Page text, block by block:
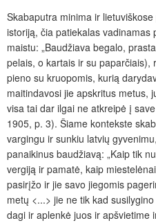
Skabaputra minima ir
istoriją, čia patiekalas vadinamas
maistu: „Baudžiava begalo,
pelais, o kartais ir su
pieno su kruopomis, kurią
maitindavosi jie apskritus metus,
visa tai dar ilgai ne atkreipė į
1905, p. 3). Šiame kontekste
vargingu ir sunkiu latvių
panaikinus baudžiavą: „Kaip tik
vergiją ir pamatė, kaip
pasirįžo ir jie savo jiegomis
metų <...> jie ne tik kad
dagi ir aplenkė juos ir apšvietime